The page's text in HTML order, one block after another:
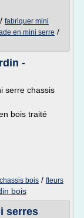
/ fabriquer mini
en mini serre /
-
serre chassis
bois traité
bois / fleurs
bois
serres